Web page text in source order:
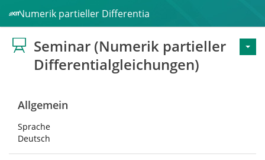
(Numerik partieller Differentialgleichungen)
Seminar (Numerik partieller
Differentialgleichungen)
Allgemein
Sprache
Deutsch